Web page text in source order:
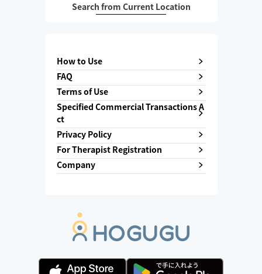
Search from Current Location
How to Use
FAQ
Terms of Use
Specified Commercial Transactions A
ct
Privacy Policy
For Therapist Registration
Company